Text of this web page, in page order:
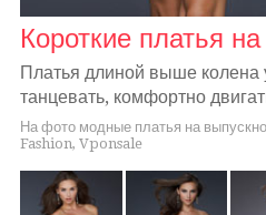
Короткие платья
Платья длиной выше колена
танцевать, комфортно
На фото модные платья на
Fashion, Vponsale